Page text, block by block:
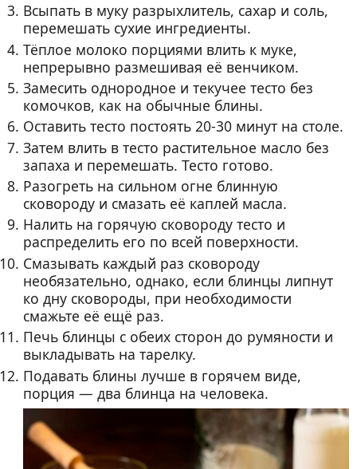
Всыпать в муку разрыхлитель, сахар и соль,
перемешать сухие ингредиенты.
Тёплое молоко порциями влить к муке,
непрерывно размешивая её венчиком.
Замесить однородное и текучее тесто без
комочков, как на обычные блины.
Оставить тесто постоять 20-30 минут на столе.
Затем влить в тесто растительное масло без
запаха и перемешать. Тесто готово.
Разогреть на сильном огне блинную
сковороду и смазать её каплей масла.
Налить на горячую сковороду тесто и
распределить его по всей поверхности.
Смазывать каждый раз сковороду
необязательно, однако, если блинцы липнут
ко дну сковороды, при необходимости
смажьте её ещё раз.
Печь блинцы с обеих сторон до румяности и
выкладывать на тарелку.
Подавать блины лучше в горячем виде,
порция — два блинца на человека.